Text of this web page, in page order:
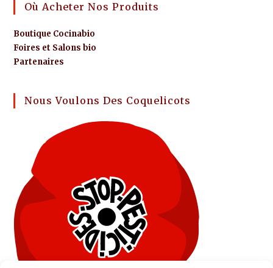
Où Acheter Nos Produits
Boutique Cocinabio
Foires et Salons bio
Partenaires
Nous Voulons Des Coquelicots